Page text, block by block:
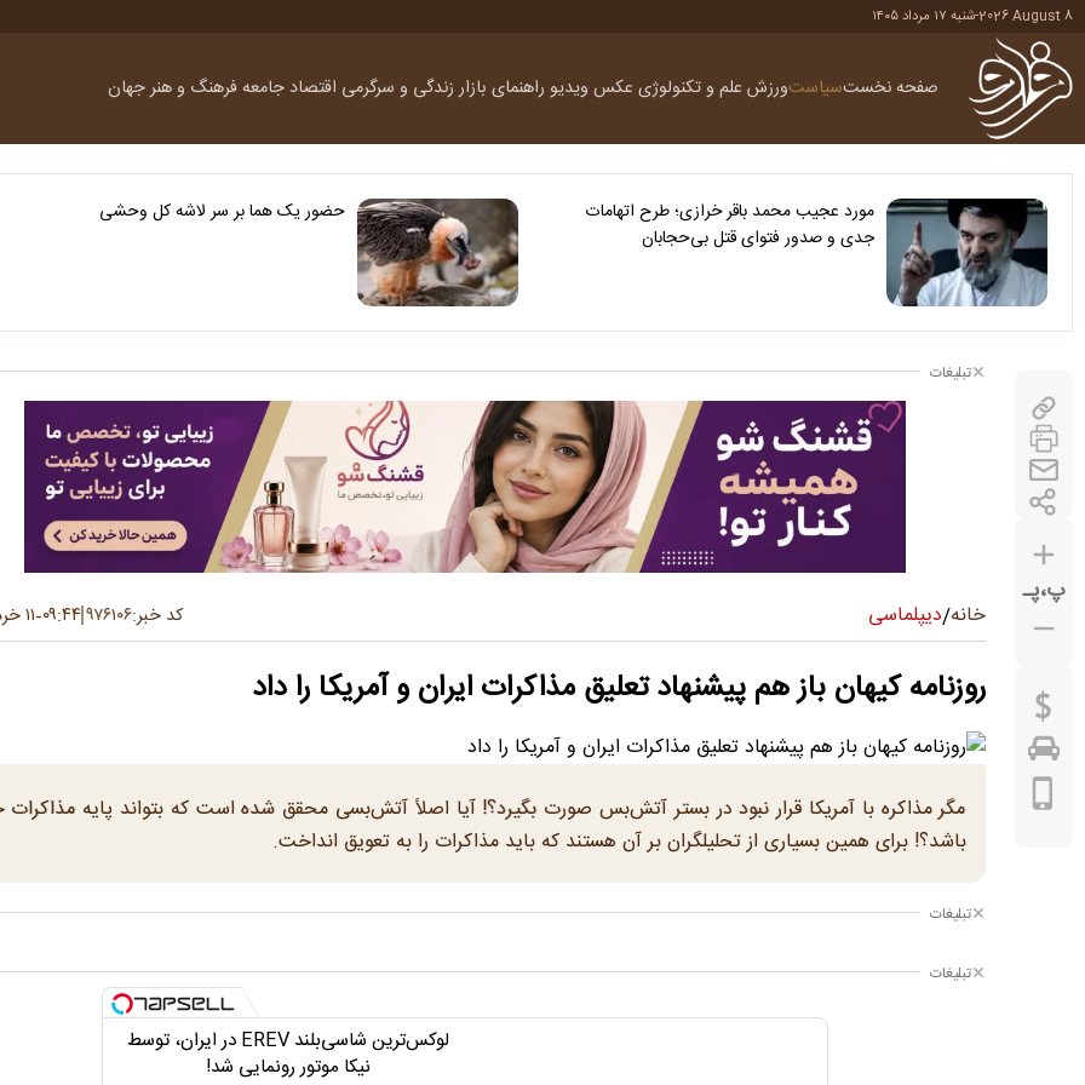
2026 August 8
-شنبه ۱۷ مرداد ۱۴۰۵
صفحه نخستسیاستورزش علم و تکنولوژی عکس ویدیو راهنمای بازارزندگی و سرگرمی اقتصاد جامعهفرهنگ و هنرجهان
مورد عجیب محمد باقر خرازی؛ طرح اتهامات
جدی و صدور فتوای قتل بی‌حجابان
حضور یک هما بر سر لاشه‌ کل وحشی
پ،پـ
تبلیغات
خانه/دیپلماسی کد خبر:۹۷۶۱۰۶ ۰۹:۴۴-۱۱ خرداد ۱۴۰۵
روزنامه کیهان باز هم پیشنهاد تعلیق مذاکرات ایران و آمریکا را داد
مگر مذاکره با آمریکا قرار نبود در بستر آتش‌بس صورت بگیرد؟! آیا اصلاً آتش‌بسی محقق شده است که بتواند پایه مذاکرات
باشد؟! برای همین بسیاری از تحلیلگران بر آن هستند که باید مذاکرات را به تعویق انداخت.
تبلیغات
تبلیغات
لوکس‌ترین شاسی‌بلند EREV در ایران، توسط
نیکا موتور رونمایی شد!